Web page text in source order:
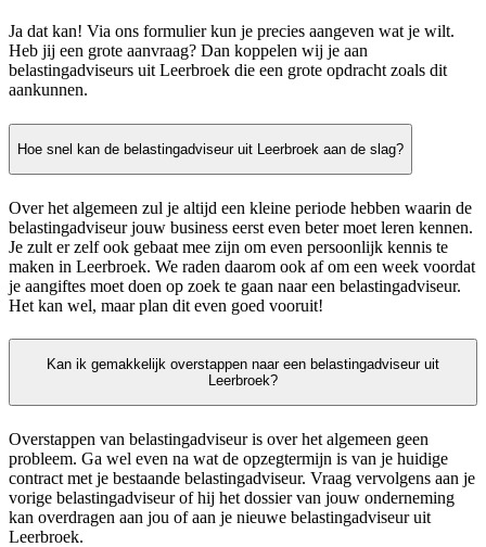
Ja dat kan! Via ons formulier kun je precies aangeven wat je wilt.
Heb jij een grote aanvraag? Dan koppelen wij je aan
belastingadviseurs uit Leerbroek die een grote opdracht zoals dit
aankunnen.
Hoe snel kan de belastingadviseur uit Leerbroek aan de slag?
Over het algemeen zul je altijd een kleine periode hebben waarin de
belastingadviseur jouw business eerst even beter moet leren kennen.
Je zult er zelf ook gebaat mee zijn om even persoonlijk kennis te
maken in Leerbroek. We raden daarom ook af om een week voordat
je aangiftes moet doen op zoek te gaan naar een belastingadviseur.
Het kan wel, maar plan dit even goed vooruit!
Kan ik gemakkelijk overstappen naar een belastingadviseur uit
Leerbroek?
Overstappen van belastingadviseur is over het algemeen geen
probleem. Ga wel even na wat de opzegtermijn is van je huidige
contract met je bestaande belastingadviseur. Vraag vervolgens aan je
vorige belastingadviseur of hij het dossier van jouw onderneming
kan overdragen aan jou of aan je nieuwe belastingadviseur uit
Leerbroek.